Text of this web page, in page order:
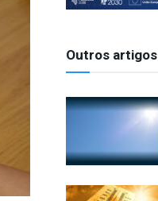
Outros artigos